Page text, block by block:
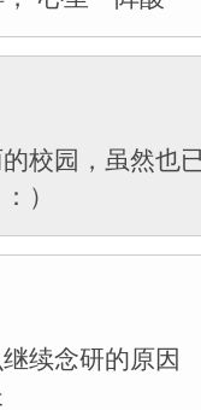
校园，虽然也
）
续念研的原因